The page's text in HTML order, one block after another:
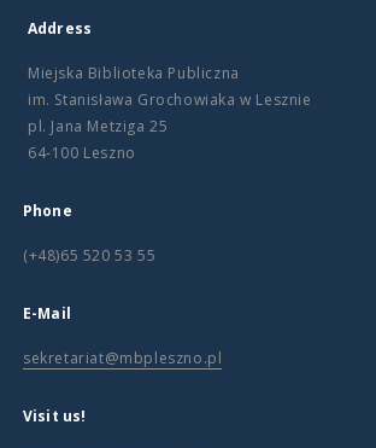
Address
Miejska Biblioteka Publiczna
im. Stanisława Grochowiaka w Lesznie
pl. Jana Metziga 25
64-100 Leszno
Phone
(+48)65 520 53 55
E-Mail
sekretariat@mbpleszno.pl
Visit us!